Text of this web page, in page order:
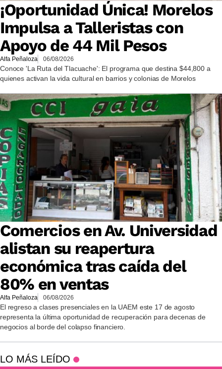
¡Oportunidad Única! Morelos
Impulsa a Talleristas con
Apoyo de 44 Mil Pesos
Alfa Peñaloza 06/08/2026
Conoce 'La Ruta del Tlacuache': El programa que destina $44,800 a
quienes activan la vida cultural en barrios y colonias de Morelos
Comercios en Av. Universidad
alistan su reapertura
económica tras caída del
80% en ventas
Alfa Peñaloza 06/08/2026
El regreso a clases presenciales en la UAEM este 17 de agosto
representa la última oportunidad de recuperación para decenas de
negocios al borde del colapso financiero.
LO MÁS LEÍDO